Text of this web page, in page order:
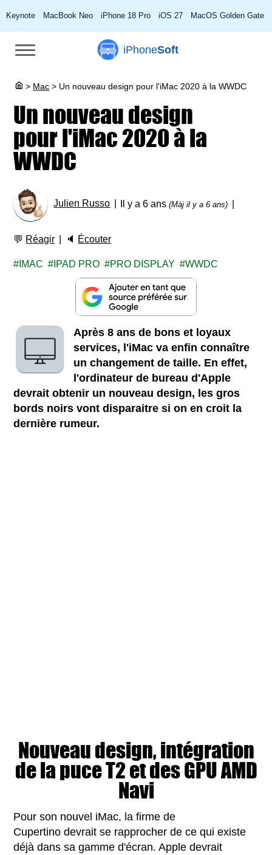
Keynote MacBook Neo iPhone 18 Pro iOS 27 MacOS Golden Gate
iPhoneSoft
> Mac > Un nouveau design pour l'iMac 2020 à la WWDC
Un nouveau design
pour l'iMac 2020 à la
WWDC
Julien Russo Il y a 6 ans(Màj il y a 6 ans)
💬 Réagir 🔈 Écouter
IMAC IPAD PRO PRO DISPLAY WWDC
Après 8 ans de bons et loyaux
services, l'iMac va enfin connaître
un changement de taille. En effet,
l'ordinateur de bureau d'Apple
devrait obtenir un nouveau design, les gros
bords noirs vont disparaitre si on en croit la
dernière rumeur.
Nouveau design, intégration
de la puce T2 et des GPU AMD
Navi
Pour son nouvel iMac, la firme de
Cupertino devrait se rapprocher de ce qui existe
déjà dans sa gamme d'écran. Apple devrait